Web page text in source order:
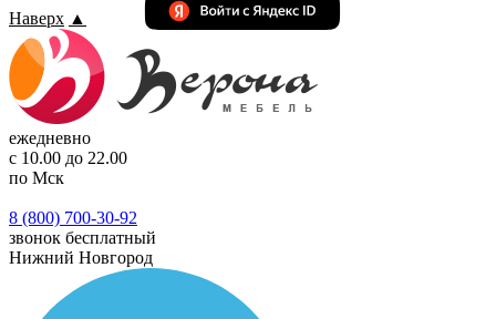
Наверх ▲
ежедневно
с 10.00 до 22.00
по Мск
8 (800) 700-30-92
звонок бесплатный
Нижний Новгород